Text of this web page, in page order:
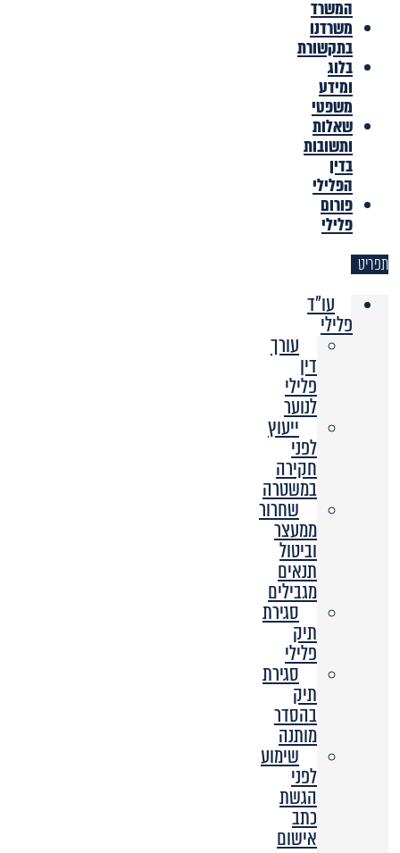
המשרד
משרדנו
בתקשורת
בלוג
ומידע
משפטי
שאלות
ותשובות
בדין
הפלילי
פורום
פלילי
תפריט
עו"ד
פלילי
עורך
דין
פלילי
לנוער
ייעוץ
לפני
חקירה
במשטרה
שחרור
ממעצר
וביטול
תנאים
מגבילים
סגירת
תיק
פלילי
סגירת
תיק
בהסדר
מותנה
שימוע
לפני
הגשת
כתב
אישום